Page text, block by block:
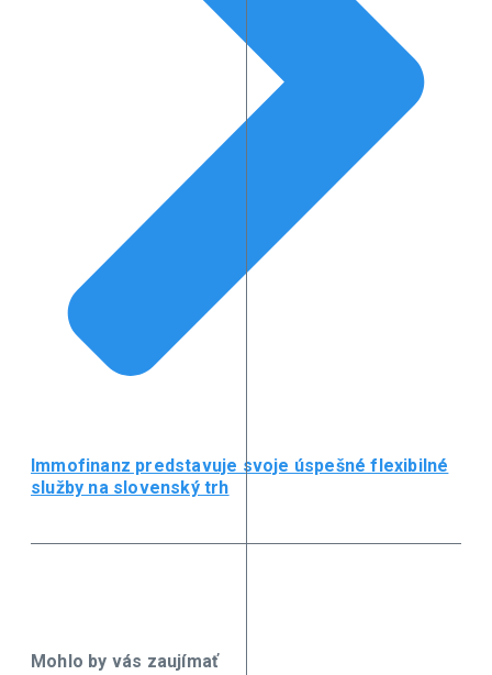
Immofinanz predstavuje svoje úspešné flexibilné
služby na slovenský trh
Mohlo by vás zaujímať